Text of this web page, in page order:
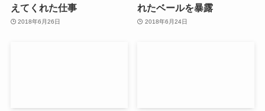
えてくれた仕事
2018年6月26日
れたベールを暴露
2018年6月24日